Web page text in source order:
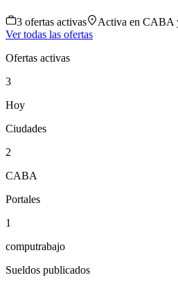
3 ofertas activas Activa en CABA
Ver todas las ofertas
Ofertas activas
3
Hoy
Ciudades
2
CABA
Portales
1
computrabajo
Sueldos publicados